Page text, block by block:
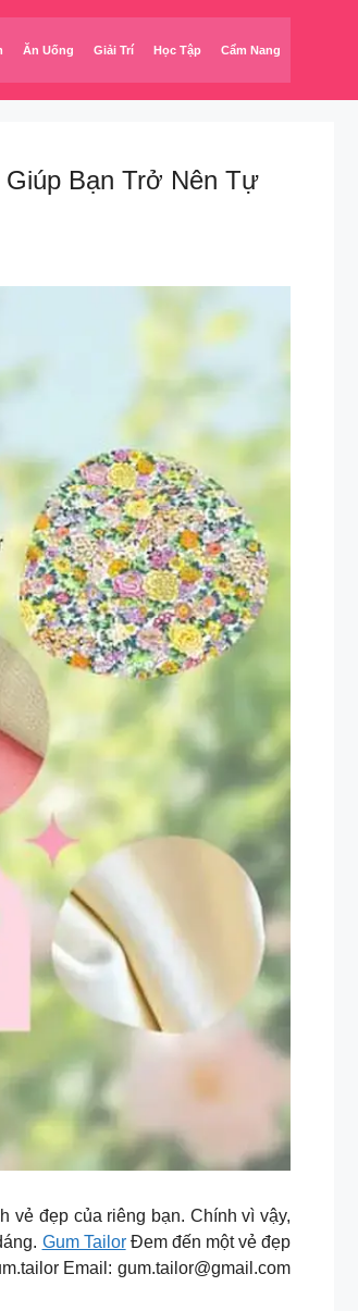
Ăn Uống Giải Trí Học Tập Cẩm Nang
Bạn Trở Nên Tự
vẻ đẹp của riêng bạn. Chính vì vậy,
Gum TailorĐem đến một vẻ đẹp
Email: gum.tailor@gmail.com